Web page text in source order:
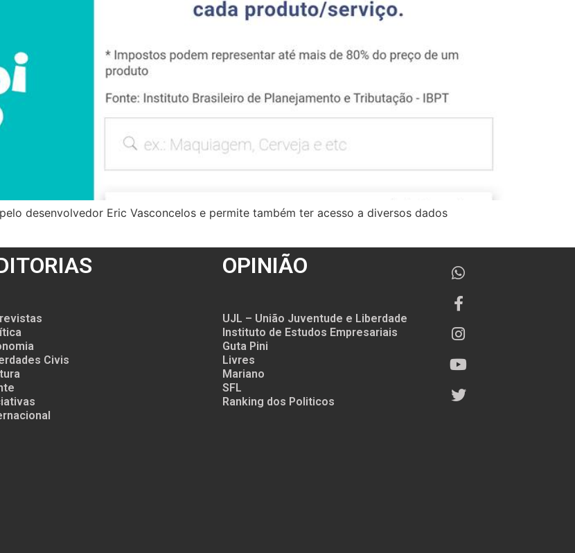
desenvolvedor Eric Vasconcelos e permite também ter acesso a diversos dados
Civis
OPINIÃO
UJL – União Juventude e Liberdade
Instituto de Estudos Empresariais
Guta Pini
Livres
Mariano
SFL
Ranking dos Politicos